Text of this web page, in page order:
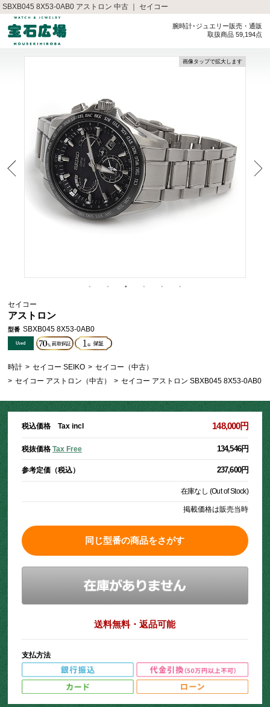
SBXB045 8X53-0AB0 アストロン 中古 ｜ セイコー
腕時計･ジュエリー販売・通販
取扱商品 59,194点
画像タップで拡大します
セイコー
アストロン
型番 SBXB045 8X53-0AB0
時計 > セイコー SEIKO > セイコー（中古）
> セイコー アストロン（中古） > セイコー アストロン SBXB045 8X53-0AB0
税込価格 Tax incl 148,000円
税抜価格 Tax Free 134,546円
参考定価（税込） 237,600円
在庫なし (Out of Stock)
掲載価格は販売当時
同じ型番の商品をさがす
送料無料・返品可能
支払方法